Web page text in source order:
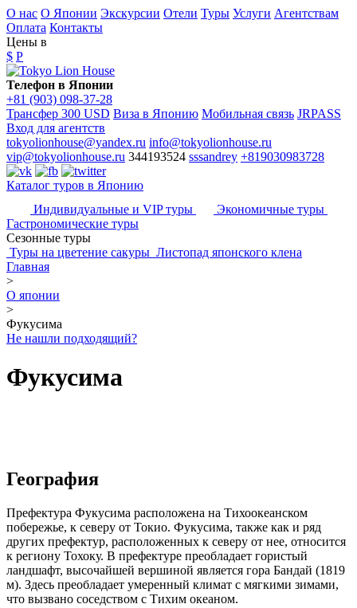
О нас О Японии Экскурсии Отели Туры Услуги Агентствам
Оплата Контакты
Цены в
$ P
Телефон в Японии
+81 (903) 098-37-28
Трансфер 300 USD Виза в Японию Мобильная связь JRPASS
Вход для агентств
tokyolionhouse@yandex.ru info@tokyolionhouse.ru
vip@tokyolionhouse.ru 344193524 sssandrey +819030983728
Каталог туров в Японию
Индивидуальные и VIP туры
Экономичные туры
Гастрономические туры
Сезонные туры
Туры на цветение сакуры Листопад японского клена
Главная
>
О японии
>
Фукусима
Не нашли подходящий?
Фукусима
География
Префектура Фукусима расположена на Тихоокеанском
побережье, к северу от Токио. Фукусима, также как и ряд
других префектур, расположенных к северу от нее, относится
к региону Тохоку. В префектуре преобладает гористый
ландшафт, высочайшей вершиной является гора Бандай (1819
м). Здесь преобладает умеренный климат с мягкими зимами,
что вызвано соседством с Тихим океаном.